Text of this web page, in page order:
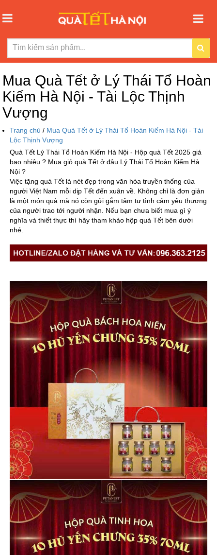
Mua Quà Tết ở Lý Thái Tổ Hoàn
Kiếm Hà Nội - Tài Lộc Thịnh
Vượng
Trang chủ / Mua Quà Tết ở Lý Thái Tổ Hoàn Kiếm Hà Nội - Tài
Lộc Thịnh Vượng
Quà Tết Lý Thái Tổ Hoàn Kiếm Hà Nội - Hộp quà Tết 2025 giá
bao nhiêu ? Mua giỏ quà Tết ở đâu Lý Thái Tổ Hoàn Kiếm Hà
Nội ?
Việc tặng quà Tết là nét đẹp trong văn hóa truyền thống của
người Việt Nam mỗi dịp Tết đến xuân về. Không chỉ là đơn giản
là một món quà mà nó còn gửi gắm tâm tư tình cảm yêu thương
của người trao tới người nhận. Nếu bạn chưa biết mua gì ý
nghĩa và thiết thực thì hãy tham khảo hộp quà Tết bên dưới
nhé.